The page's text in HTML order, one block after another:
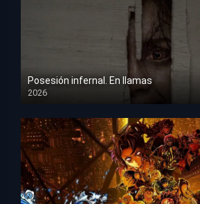
Posesión infernal. En llamas
2026
HD 1080p